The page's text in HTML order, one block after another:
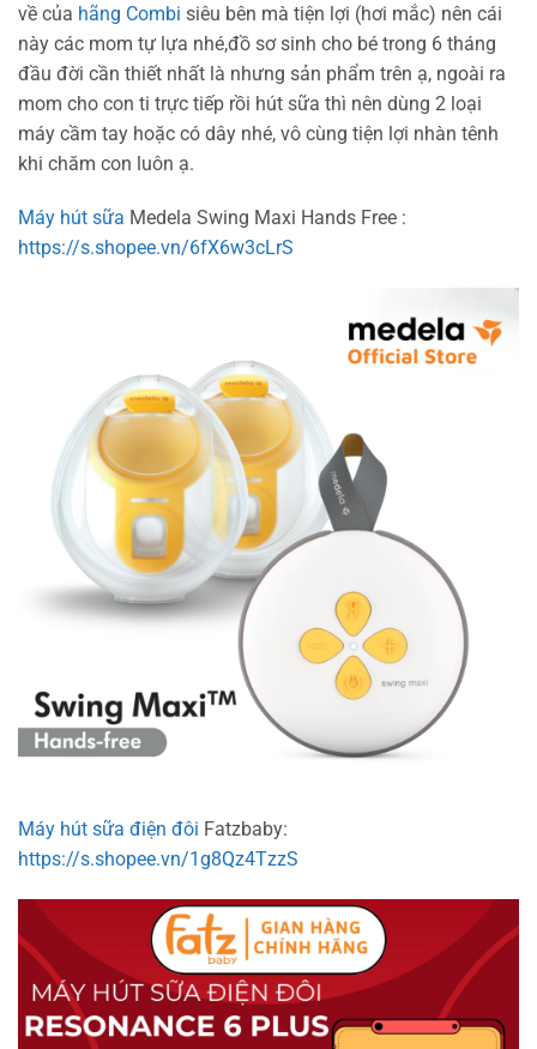
về của hãng Combi siêu bên mà tiện lợi (hơi mắc) nên cái
này các mom tự lựa nhé,đồ sơ sinh cho bé trong 6 tháng
đầu đời cần thiết nhất là nhưng sản phẩm trên ạ, ngoài ra
mom cho con ti trực tiếp rồi hút sữa thì nên dùng 2 loại
máy cầm tay hoặc có dây nhé, vô cùng tiện lợi nhàn tênh
khi chăm con luôn ạ.
Máy hút sữa Medela Swing Maxi Hands Free :
https://s.shopee.vn/6fX6w3cLrS
Máy hút sữa điện đôi Fatzbaby:
https://s.shopee.vn/1g8Qz4TzzS